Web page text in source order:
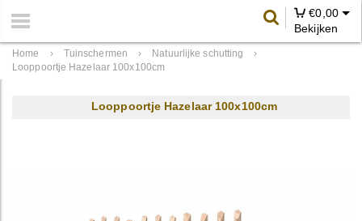
€0,00
Bekijken
Home › Tuinschermen › Natuurlijke schutting
›
Looppoortje Hazelaar 100x100cm
Looppoortje Hazelaar 100x100cm